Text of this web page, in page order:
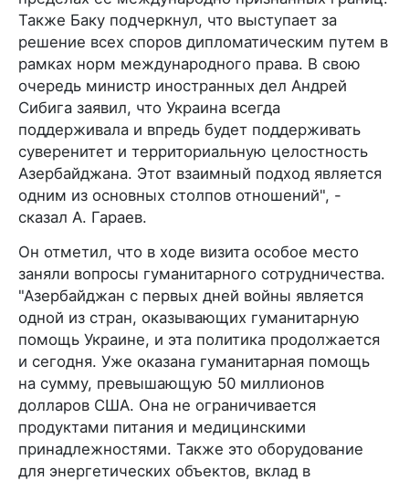
Также Баку подчеркнул, что выступает за
решение всех споров дипломатическим путем в
рамках норм международного права. В свою
очередь министр иностранных дел Андрей
Сибига заявил, что Украина всегда
поддерживала и впредь будет поддерживать
суверенитет и территориальную целостность
Азербайджана. Этот взаимный подход является
одним из основных столпов отношений", -
сказал А. Гараев.
Он отметил, что в ходе визита особое место
заняли вопросы гуманитарного сотрудничества.
"Азербайджан с первых дней войны является
одной из стран, оказывающих гуманитарную
помощь Украине, и эта политика продолжается
и сегодня. Уже оказана гуманитарная помощь
на сумму, превышающую 50 миллионов
долларов США. Она не ограничивается
продуктами питания и медицинскими
принадлежностями. Также это оборудование
для энергетических объектов, вклад в